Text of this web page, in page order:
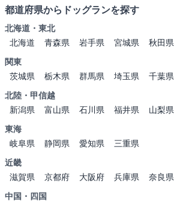
都道府県からドッグランを探す
北海道・東北
北海道
青森県 岩手県 宮城県 秋田県
関東
茨城県
栃木県 群馬県 埼玉県 千葉県
北陸・甲信越
新潟県
富山県 石川県 福井県 山梨県
東海
岐阜県
静岡県 愛知県
三重県
近畿
滋賀県
京都府 大阪府 兵庫県 奈良県
中国・四国